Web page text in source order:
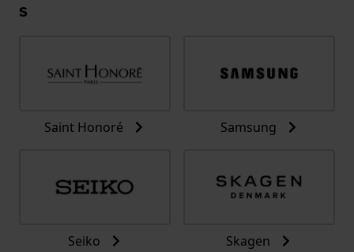
S
Saint Honoré Samsung
Seiko Skagen